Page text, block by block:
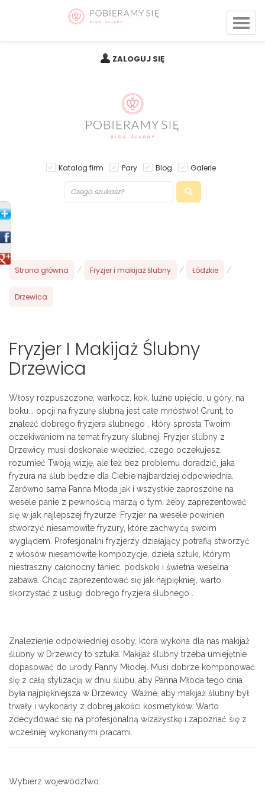
ZALOGUJ SIĘ
Katalog firm Pary Blog Galerie
Strona główna / Fryzjer i makijaż ślubny / Łódzkie /
Drzewica
Fryzjer I Makijaż Ślubny
Drzewica
Włosy rozpuszczone, warkocz, kok, luźne upięcie, u góry, na
boku... opcji na fryzurę ślubną jest całe mnóstwo! Grunt, to
znaleźć dobrego fryzjera ślubnego , który sprosta Twoim
oczekiwaniom na temat fryzury ślubnej. Fryzjer ślubny z
Drzewicy musi doskonale wiedzieć, czego oczekujesz,
rozumieć Twoją wizję, ale też bez problemu doradzić, jaka
fryzura na ślub będzie dla Ciebie najbardziej odpowiednia.
Zarówno sama Panna Młoda jak i wszystkie zaproszone na
wesele panie z pewnością marzą o tym, żeby zaprezentować
się w jak najlepszej fryzurze. Fryzjer na wesele powinien
stworzyć niesamowite fryzury, które zachwycą swoim
wyglądem. Profesjonalni fryzjerzy działający potrafią stworzyć
z włosów niesamowite kompozycje, dzieła sztuki, którym
niestraszny całonocny taniec, podskoki i świetna weselna
zabawa. Chcąc zaprezentować się jak najpiękniej, warto
skorzystać z usługi dobrego fryzjera ślubnego .
Znalezienie odpowiedniej osoby, która wykona dla nas makijaż
ślubny w Drzewicy to sztuka. Makijaż ślubny trzeba umiejętnie
dopasować do urody Panny Młodej. Musi dobrze komponować
się z całą stylizacją w dniu ślubu, aby Panna Młoda tego dnia
była najpiękniejsza w Drzewicy. Ważne, aby makijaż ślubny był
trwały i wykonany z dobrej jakości kosmetyków. Warto
zdecydować się na profesjonalną wizażystkę i zapoznać się z
wcześniej wykonanymi pracami.
Wybierz województwo: